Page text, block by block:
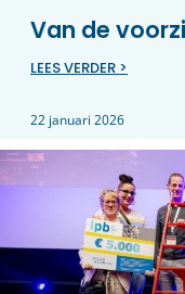
Van de
LEES VERDER >
22 januari 2026